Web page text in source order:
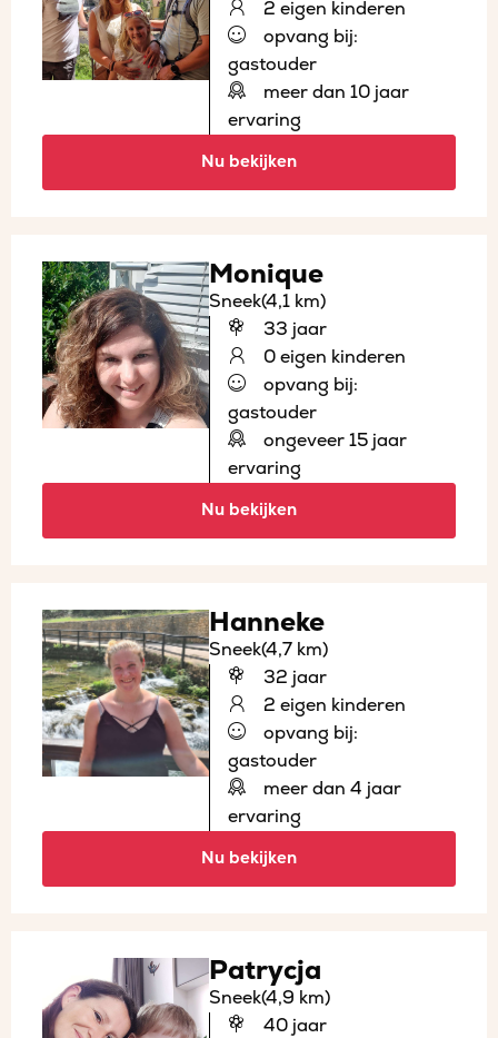
2 eigen kinderen
opvang bij:
gastouder
meer dan 10 jaar
ervaring
Nu bekijken
Monique
Sneek(4,1 km)
33 jaar
0 eigen kinderen
opvang bij:
gastouder
ongeveer 15 jaar
ervaring
Nu bekijken
Hanneke
Sneek(4,7 km)
32 jaar
2 eigen kinderen
opvang bij:
gastouder
meer dan 4 jaar
ervaring
Nu bekijken
Patrycja
Sneek(4,9 km)
40 jaar